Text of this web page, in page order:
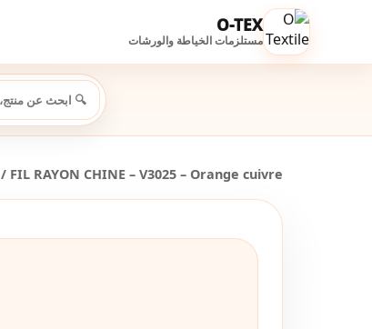
O-TEX
مستلزمات الخياطة والورشات
/ FIL RAYON CHINE – V3025 – Orange cuivre